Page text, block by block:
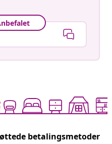
betalingsmetoder